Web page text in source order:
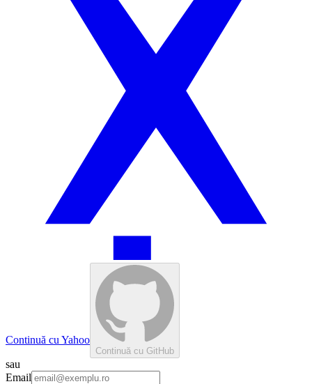
Continuă cu Yahoo
Continuă cu GitHub
sau
Email